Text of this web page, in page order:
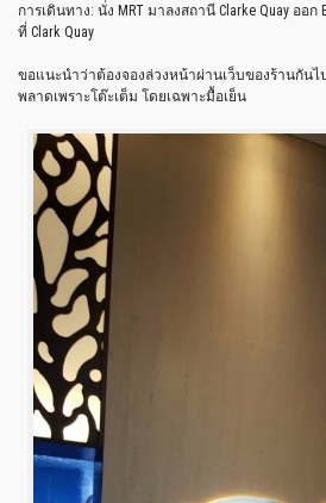
การเดินทาง: นั่ง MRT มาลงสถานี Clarke Quay ออก
ที่ Clark Quay
ขอแนะนำว่าต้องจองล่วงหน้าผ่านเว็บของร้านกัน
พลาดเพราะโต๊ะเต็ม โดยเฉพาะมื้อเย็น